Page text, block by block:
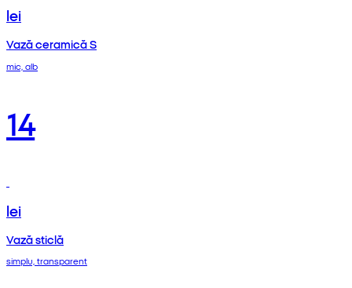
lei
Vază ceramică S
mic, alb
14
lei
Vază sticlă
simplu, transparent